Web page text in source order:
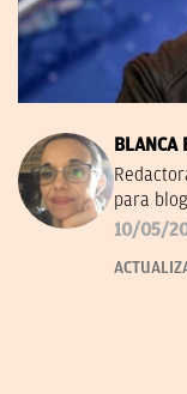
BLANCA
para
desde
10/05/